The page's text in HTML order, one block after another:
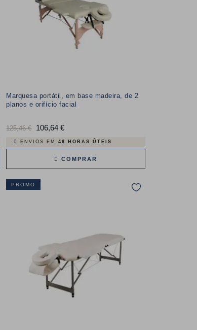
Marquesa portátil, em base madeira, de 2
planos e orifício facial
Preço
normal
125,46 € 106,64 €Preço
ENVIOS EM48 HORAS ÚTEIS
COMPRAR
PROMO